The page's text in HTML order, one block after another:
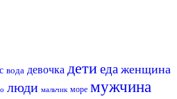
вода девочка детиеда женщина
люди мальчик море мужчина